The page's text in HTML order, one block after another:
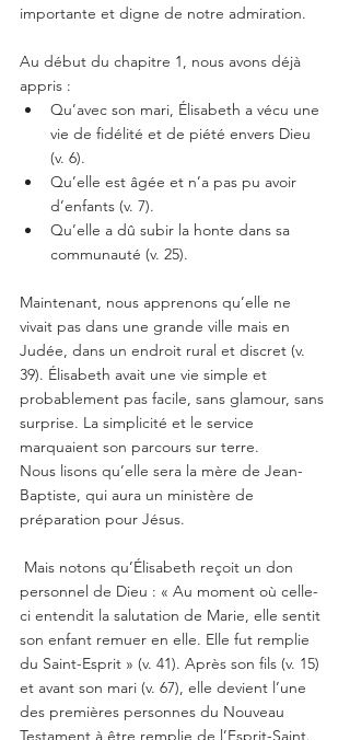
importante et digne de notre admiration.
Au début du chapitre 1, nous avons déjà
appris :
Qu’avec son mari, Élisabeth a vécu une
vie de fidélité et de piété envers Dieu
(v. 6).
Qu’elle est âgée et n’a pas pu avoir
d’enfants (v. 7).
Qu’elle a dû subir la honte dans sa
communauté (v. 25).
Maintenant, nous apprenons qu’elle ne
vivait pas dans une grande ville mais en
Judée, dans un endroit rural et discret (v.
39). Élisabeth avait une vie simple et
probablement pas facile, sans glamour, sans
surprise. La simplicité et le service
marquaient son parcours sur terre.
Nous lisons qu’elle sera la mère de Jean-
Baptiste, qui aura un ministère de
préparation pour Jésus.
personnel de Dieu : « Au moment où celle-
ci entendit la salutation de Marie, elle sentit
son enfant remuer en elle. Elle fut remplie
du Saint-Esprit » (v. 41). Après son fils (v. 15)
et avant son mari (v. 67), elle devient l’une
des premières personnes du Nouveau
Testament à être remplie de l’Esprit-Saint.